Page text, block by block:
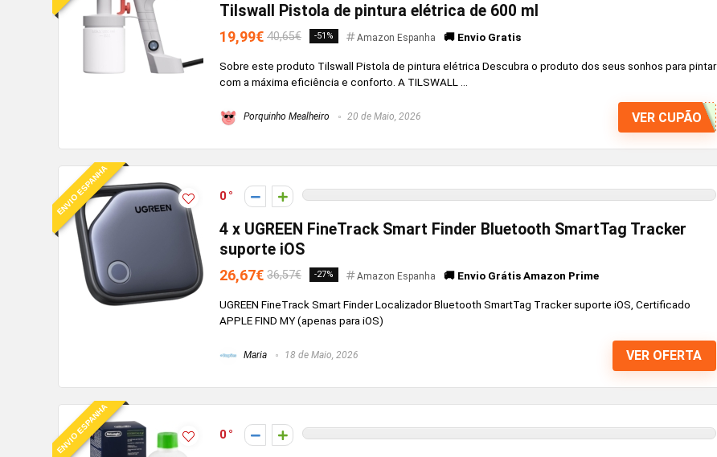
Tilswall Pistola de pintura elétrica de 600 ml
19,99€ 40,65€ -51% Amazon Espanha 🚚 Envio Gratis
Sobre este produto Tilswall Pistola de pintura elétrica Descubra o produto dos seus sonhos para pintar
com a máxima eficiência e conforto. A TILSWALL ...
Porquinho Mealheiro 20 de Maio, 2026 VER CUPÃO
ENVIO ESPANHA 0
4 x UGREEN FineTrack Smart Finder Bluetooth SmartTag Tracker
suporte iOS
26,67€ 36,57€ -27% Amazon Espanha 🚚 Envio Grátis Amazon Prime
UGREEN FineTrack Smart Finder Localizador Bluetooth SmartTag Tracker suporte iOS, Certificado
APPLE FIND MY (apenas para iOS)
Maria 18 de Maio, 2026 VER OFERTA
ENVIO ESPANHA 0